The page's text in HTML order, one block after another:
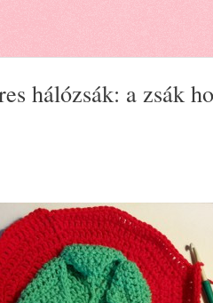
hálózsák: a zsák